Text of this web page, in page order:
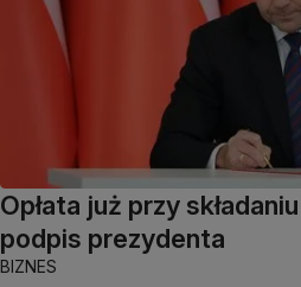
Opłata już przy
podpis prezydenta
BIZNES